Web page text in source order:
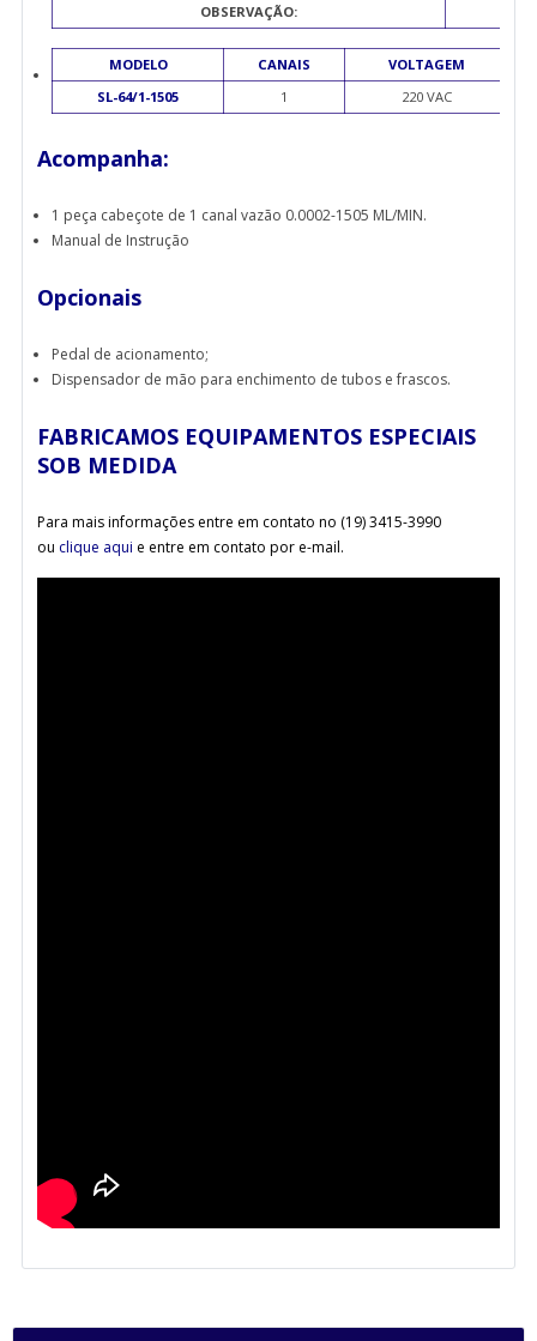
OBSERVAÇÃO:
MODELO CANAIS
VOLTAGEM
SL-64/1-1505
1 220 VAC
Acompanha:
1 peça cabeçote de 1 canal vazão 0.0002-1505 ML/MIN.
Manual de Instrução
Opcionais
Pedal de acionamento;
Dispensador de mão para enchimento de tubos e frascos.
FABRICAMOS EQUIPAMENTOS ESPECIAIS
SOB MEDIDA
Para mais informações entre em contato no (19) 3415-3990
ou clique aqui e entre em contato por e-mail.